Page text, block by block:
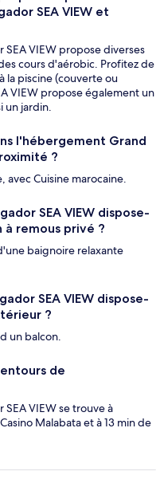
SEA VIEW et
VIEW propose diverses
cours d'aérobic. Profitez de
la piscine (couverte ou
VIEW propose également un
un jardin.
l'hébergement Grand
?
avec Cuisine marocaine.
SEA VIEW dispose-
remous privé ?
baignoire relaxante
SEA VIEW dispose-
?
un balcon.
de
VIEW se trouve à
Malabata et à 13 min de